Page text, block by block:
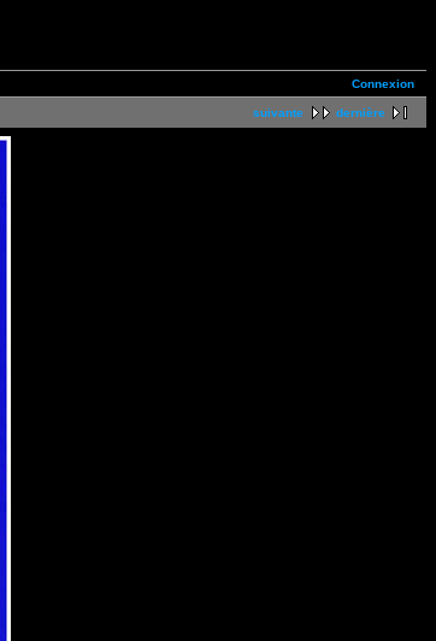
Connexion
suivante dernière